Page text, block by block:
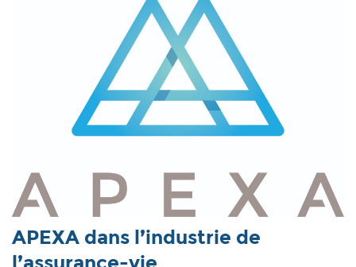
APEXA dans l’industrie de
l’assurance-vie